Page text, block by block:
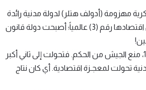
مهزومة (أدولف هتلر) لدولة مدنية رائدة
في 70 سنة فقط. فهي دولة مدنية/ديمقـراطية منذ عام 1949 والآن اقتصادها رقم (3) عالمياً؛ أصبحت دولة قانون
*اليابان: دستور منع العسكر فصنع المعجزة*: دستور مدني بعد 1945، منع الجيش من الحكم. فتحولت إلى ثاني أكبر
تحولت لمعجـزة اقتصادية. أي كان نتاج